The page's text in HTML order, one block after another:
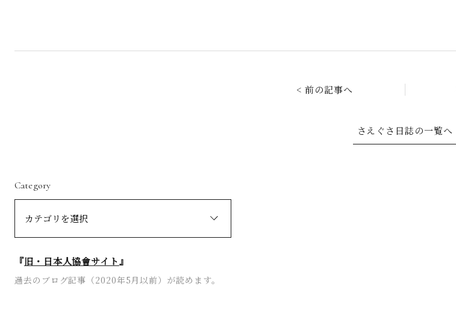
< 前の記事へ
さえぐさ日誌の一覧へ
Category
『旧・日本人協會サイト』
過去のブログ記事（2020年5月以前）が読めます。